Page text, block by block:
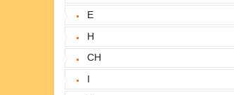
E
H
CH
I